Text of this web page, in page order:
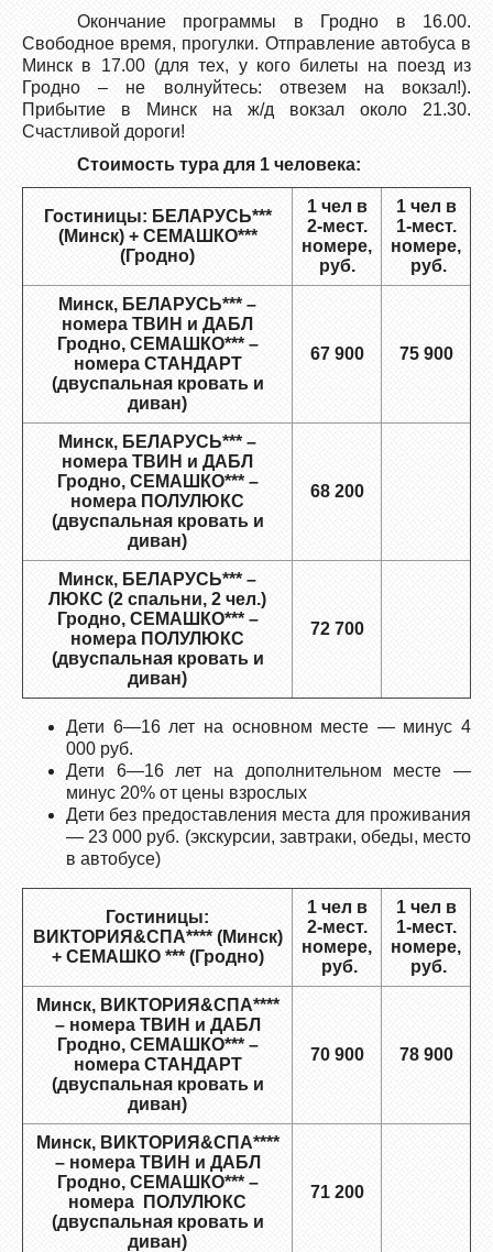
Окончание программы в Гродно в 16.00.
Свободное время, прогулки. Отправление автобуса в
Минск в 17.00 (для тех, у кого билеты на поезд из
Гродно – не волнуйтесь: отвезем на вокзал!).
Прибытие в Минск на ж/д вокзал около 21.30.
Счастливой дороги!
Стоимость тура для 1 человека:
Гостиницы: БЕЛАРУСЬ***
(Минск) + СЕМАШКО***
(Гродно)
1 чел в
2-мест.
номере,
руб.
1 чел в
1-мест.
номере,
руб.
Минск, БЕЛАРУСЬ*** –
номера ТВИН и ДАБЛ
Гродно, СЕМАШКО*** –
номера СТАНДАРТ
(двуспальная кровать и
диван)
67 900 75 900
Минск, БЕЛАРУСЬ*** –
номера ТВИН и ДАБЛ
Гродно, СЕМАШКО*** –
номера ПОЛУЛЮКС
(двуспальная кровать и
диван)
68 200
Минск, БЕЛАРУСЬ*** –
ЛЮКС (2 спальни, 2 чел.)
Гродно, СЕМАШКО*** –
номера ПОЛУЛЮКС
(двуспальная кровать и
диван)
72 700
Дети 6—16 лет на основном месте — минус 4
000 руб.
Дети 6—16 лет на дополнительном месте —
минус 20% от цены взрослых
Дети без предоставления места для проживания
— 23 000 руб. (экскурсии, завтраки, обеды, место
в автобусе)
Гостиницы:
ВИКТОРИЯ&СПА**** (Минск)
+ СЕМАШКО *** (Гродно)
1 чел в
2-мест.
номере,
руб.
1 чел в
1-мест.
номере,
руб.
Минск, ВИКТОРИЯ&СПА****
– номера ТВИН и ДАБЛ
Гродно, СЕМАШКО*** –
номера СТАНДАРТ
(двуспальная кровать и
диван)
70 900 78 900
Минск, ВИКТОРИЯ&СПА****
– номера ТВИН и ДАБЛ
Гродно, СЕМАШКО*** –
номера ПОЛУЛЮКС
(двуспальная кровать и
диван)
71 200